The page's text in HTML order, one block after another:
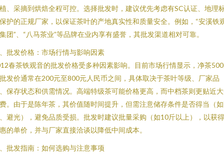
、采摘到烘焙全程可控。选择批发时，建议优先考虑有SC认证、地理
护的正规厂家，以保证茶叶的产地真实性和质量安全。例如，“安溪铁
团”、“八马茶业”等品牌在业内享有盛誉，其批发渠道相对可靠。
批发价格：市场行情与影响因素
春茶铁观音的批发价格受多种因素影响。目前市场行情显示，净茶
发价通常在200元至800元人民币之间，具体取决于茶叶等级、厂家品
保存状态和供需情况。高端特级茶可能价格更高，而中档茶则更贴近
。由于是陈年茶，其价值随时间提升，但需注意储存条件是否得当（
避光），避免品质受损。批发时建议批量采购（如10斤以上），以获
的单价，并与厂家直接洽谈以降低中间成本。
批发指南：如何选购与注意事项